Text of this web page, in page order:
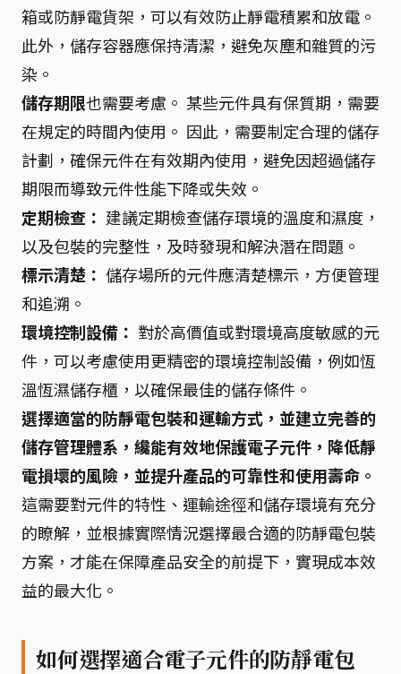
箱或防靜電貨架，可以有效防止靜電積累和放電。
此外，儲存容器應保持清潔，避免灰塵和雜質的污
染。
儲存期限也需要考慮。 某些元件具有保質期，需要
在規定的時間內使用。 因此，需要制定合理的儲存
計劃，確保元件在有效期內使用，避免因超過儲存
期限而導致元件性能下降或失效。
定期檢查： 建議定期檢查儲存環境的溫度和濕度，
以及包裝的完整性，及時發現和解決潛在問題。
標示清楚： 儲存場所的元件應清楚標示，方便管理
和追溯。
環境控制設備： 對於高價值或對環境高度敏感的元
件，可以考慮使用更精密的環境控制設備，例如恆
溫恆濕儲存櫃，以確保最佳的儲存條件。
選擇適當的防靜電包裝和運輸方式，並建立完善的
儲存管理體系，纔能有效地保護電子元件，降低靜
電損壞的風險，並提升產品的可靠性和使用壽命。
這需要對元件的特性、運輸途徑和儲存環境有充分
的瞭解，並根據實際情況選擇最合適的防靜電包裝
方案，才能在保障產品安全的前提下，實現成本效
益的最大化。
如何選擇適合電子元件的防靜電包